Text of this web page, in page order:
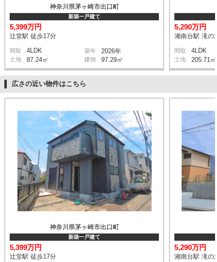
神奈川県茅ヶ崎市出口町
新築一戸建て
5,399万円
辻堂駅 徒歩17分
間取 4LDK 築年 2026年
土地 87.24㎡ 建物 97.29㎡
5,290万円
湘南台駅 滝の
間取 4LDK
土地 205.71㎡
広さの近い物件はこちら
神奈川県茅ヶ崎市出口町
新築一戸建て
5,399万円
辻堂駅 徒歩17分
5,290万円
湘南台駅 滝の